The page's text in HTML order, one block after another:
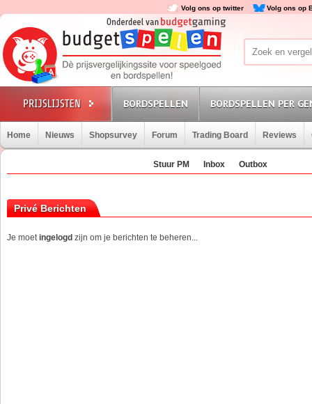
Volg ons op twitter Volg ons op
BORDSPELLEN BORDSPELLEN PER
Home Nieuws Shopsurvey Forum Trading Board Reviews
Stuur PM Inbox Outbox
Privé Berichten
Je moetingelogd zijn om je berichten te beheren...